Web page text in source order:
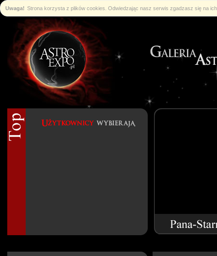
Uwaga! Strona korzysta z plików cookies. Odwiedzając nasz serwis zgadzasz się na